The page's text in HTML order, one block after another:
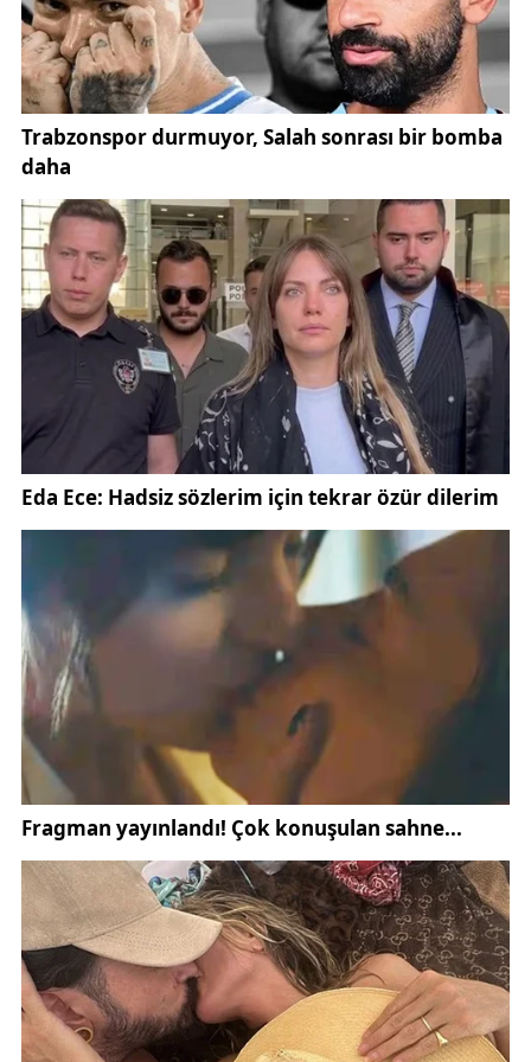
yönlendiriyor. Yürüyüş için uygun ayakkabılar tercih
edilmesi önerilir.
Evet! Doğayla baş başa kalmak isteyenler için Dipsiz
Göl Şelalesi çevresi kamp kurmaya oldukça elverişli.
Ayrıca günübirlik piknik yapmak isteyenler için de
masa ve banklar mevcut.